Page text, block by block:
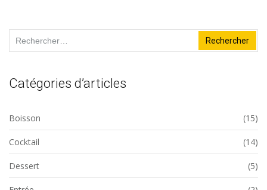
Rechercher :
Catégories d’articles
Boisson (15)
Cocktail (14)
Dessert (5)